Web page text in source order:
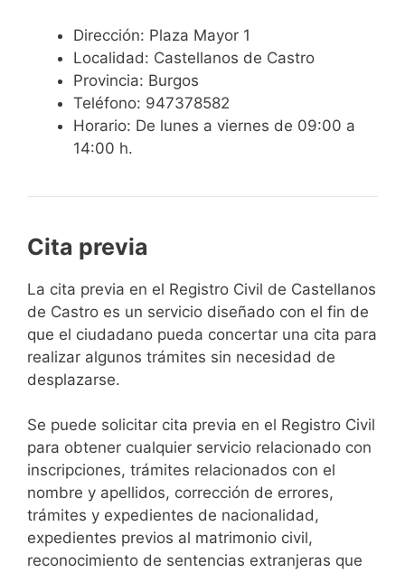
Dirección: Plaza Mayor 1
Localidad: Castellanos de Castro
Provincia: Burgos
Teléfono: 947378582
Horario: De lunes a viernes de 09:00 a
14:00 h.
Cita previa
​​​​​​​​​​​​​​​​​​​​​​​​​​​​La cita previa en el Registro Civil de Castellanos
de Castro es un servicio diseñado con el fin de
que el ciudadano pueda concertar una cita para
realizar algunos trámites sin necesidad de
desplazarse.​
Se puede solicitar cita previa en el Registro Civil
para obtener cualquier servicio relacionado con
inscripciones, trámites relacionados con el
nombre y apellidos, corrección de errores,
trámites y expedientes de nacionalidad,
expedientes previos al matrimonio civil,
reconocimiento de sentencias extranjeras que